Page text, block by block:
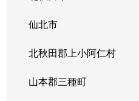
仙北市
北秋田郡上小阿仁村
山本郡三種町